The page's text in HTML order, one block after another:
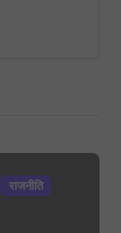
राजनीति